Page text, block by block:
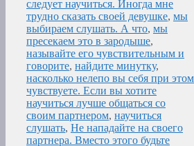
следует научиться. Иногда мне
трудно сказать своей девушке, мы
выбираем слушать. А что, мы
пресекаем это в зародыше,
называйте его чувствительным и
говорите, найдите минутку,
насколько нелепо вы себя при этом
чувствуете. Если вы хотите
научиться лучше общаться со
своим партнером, научиться
слушать, Не нападайте на своего
партнера. Вместо этого будьте